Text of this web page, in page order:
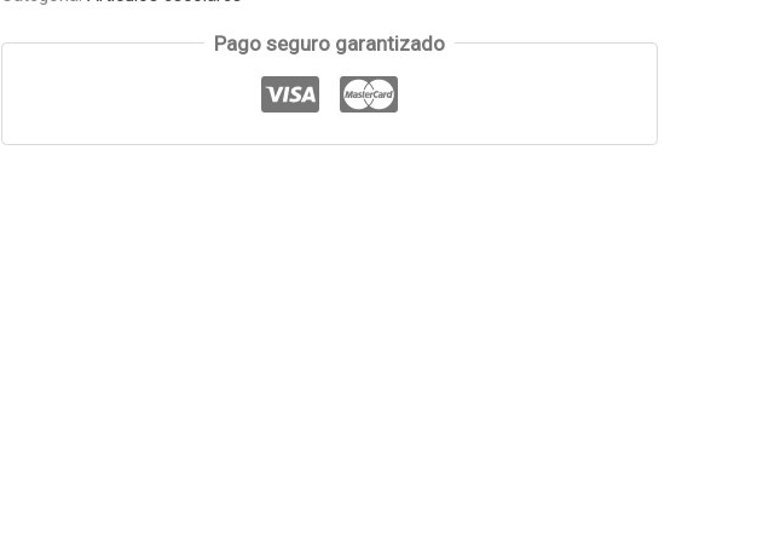
Pago seguro garantizado